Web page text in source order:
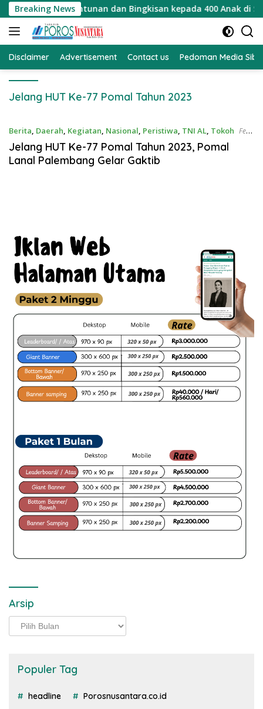
Langsung
ke
konten
Breaking News
Bagikan Santunan dan Bingkisan kepada 400 Anak di
Disclaimer Advertisement Contact us Pedoman Media
Jelang HUT Ke-77 Pomal Tahun 2023
Berita, Daerah, Kegiatan, Nasional, Peristiwa, TNI AL, Tokoh Feb
15, 2023
Jelang HUT Ke-77 Pomal Tahun 2023, Pomal
Lanal Palembang Gelar Gaktib
Arsip
Arsip
Populer Tag
headline Porosnusantara.co.id